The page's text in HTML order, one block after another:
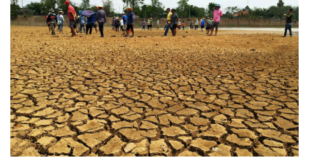
Pháp luật
Vụ án
Tin nóng
Tư vấn luật
Quân sự - Quốc phòng
Vũ khí
Việt Nam
Phân tích